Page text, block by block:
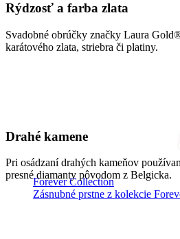
Forever Collection
Zásnubné prstne z kolekcie
Rýdzosť a farba zlata
Svadobné obrúčky značky Laura
karátového zlata, striebra či platiny.
Drahé kamene
Pri osádzaní drahých kameňov
presné diamanty pôvodom z Belgicka.